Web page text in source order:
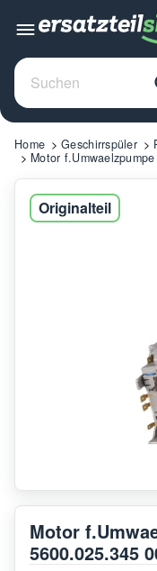
Home Geschirrspüler
Motor
Originalteil
Motor
5600.025.345